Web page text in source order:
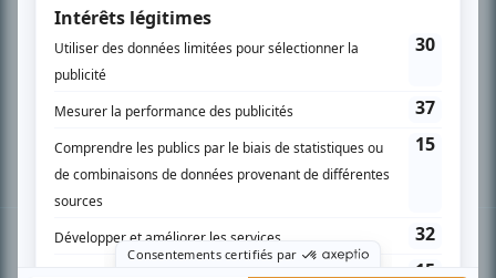
À propos